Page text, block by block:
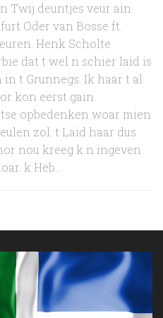
Twij deuntjes veur ain
Oder van Bosse ft.
Henk Scholte
dat t wel n schier laid is
t Grunnegs. Ik haar t al
kon eerst gain
opbedenken woar mien
zol. t Laid haar dus
nou kreeg k n ingeven
k Heb...